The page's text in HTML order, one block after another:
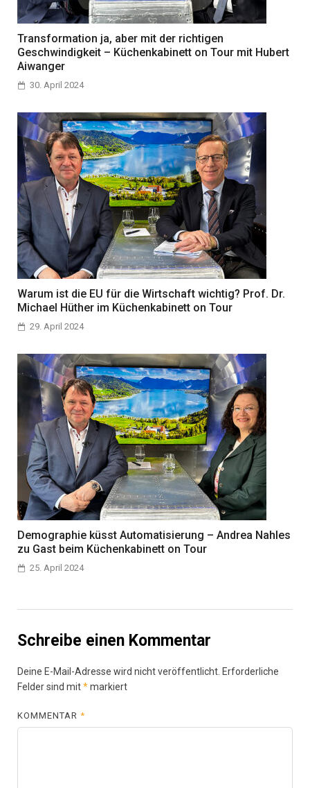
Transformation ja, aber mit der richtigen
Geschwindigkeit – Küchenkabinett on Tour mit Hubert
Aiwanger
30. April 2024
Warum ist die EU für die Wirtschaft wichtig? Prof. Dr.
Michael Hüther im Küchenkabinett on Tour
29. April 2024
Demographie küsst Automatisierung – Andrea Nahles
zu Gast beim Küchenkabinett on Tour
25. April 2024
Schreibe einen Kommentar
Deine E-Mail-Adresse wird nicht veröffentlicht. Erforderliche
Felder sind mit*markiert
KOMMENTAR*